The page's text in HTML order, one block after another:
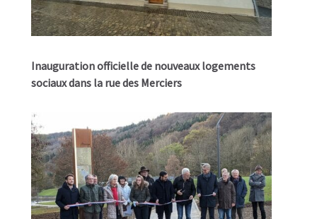
Inauguration officielle de nouveaux logements
sociaux dans la rue des Merciers